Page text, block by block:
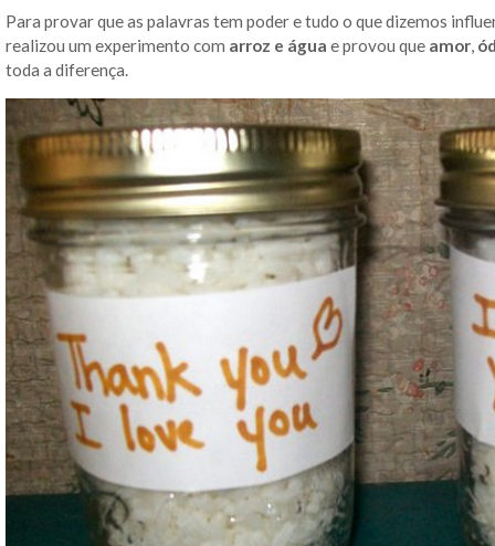
Para provar que as palavras tem poder e tudo o que dizemos
realizou um experimento com arroz e água e provou que amor
toda a diferença.